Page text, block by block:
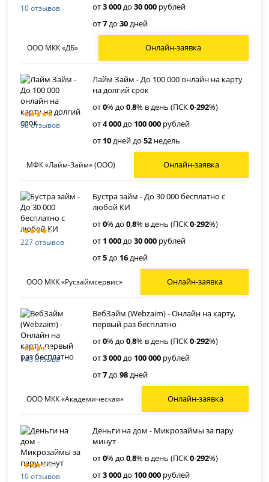
10 отзывов от3 000до30 000 рублей
от7до30дней
ООО МКК «ДБ» Онлайн-заявка
98 отзывов
Лайм Займ - До 100 000 онлайн на карту
на долгий срок
от0% до0.8% в день (ПСК0-292%)
от4 000до 100 000 рублей
от 10дней до52 недель
МФК «Лайм-Займ» (ООО) Онлайн-заявка
227 отзывов
Бустра займ - До 30 000 бесплатно с
любой КИ
от0% до0,8% в день (ПСК0-292%)
от 1 000до30 000 рублей
от5до 16дней
ООО МКК «Русзаймсервис» Онлайн-заявка
143 отзыва
ВебЗайм (Webzaim) - Онлайн на карту,
первый раз бесплатно
от0% до0,8% в день (ПСК0-292%)
от3 000до 100 000 рублей
от7до98дней
ООО МКК «Академическая» Онлайн-заявка
10 отзывов
Деньги на дом - Микрозаймы за пару
минут
от0% до0,8% в день (ПСК0-292%)
от3 000до 100 000 рублей